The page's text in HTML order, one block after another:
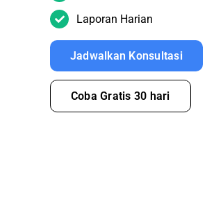
Laporan Harian
Jadwalkan Konsultasi
Coba Gratis 30 hari